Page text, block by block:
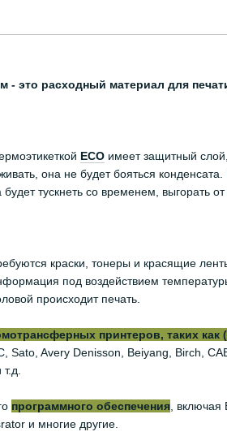
- это расходный материал для
ЕСО имеет защитный
она не будет бояться
будет тускнеть со временем, выгорать
краски, тонеры и красящие
под воздействием
происходит печать.
принтеров, таких как
Sato, Avery Denisson, Beiyang, Birch,
программного обеспечения ,
и многие другие.